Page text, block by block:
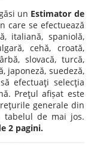
un Estimator de
care se efectuează
italiană, spaniolă,
cehă, croată,
slovacă, turcă,
japoneză, suedeză,
efectuaţi selecţia
Preţul afișat este
generale din
tabelul de mai jos.
2 pagini.